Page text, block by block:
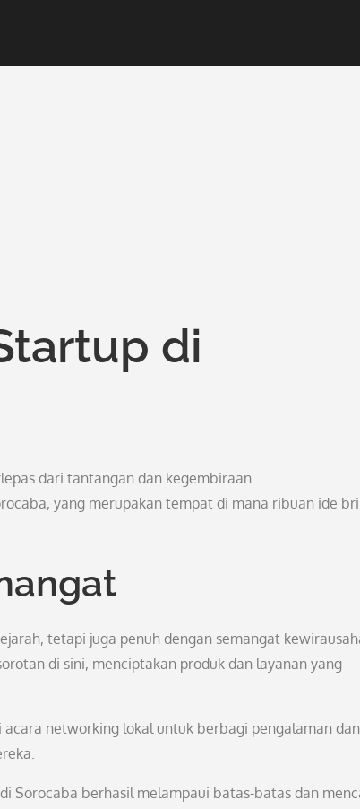
di
dari tantangan dan kegembiraan.
yang merupakan tempat di mana ribuan ide
tetapi juga penuh dengan semangat
di sini, menciptakan produk dan layanan yang
networking lokal untuk berbagi pengalaman dan
Sorocaba berhasil melampaui batas-batas dan